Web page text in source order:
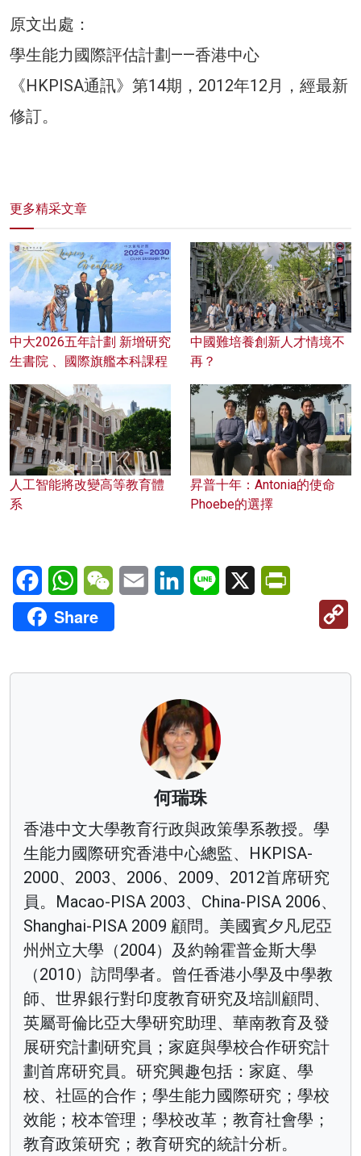
原文出處：
學生能力國際評估計劃——香港中心
《HKPISA通訊》第14期，2012年12月，經最新
修訂。
更多精采文章
中大2026五年計劃 新增研究
生書院 、國際旗艦本科課程
中國難培養創新人才情境不
再？
人工智能將改變高等教育體
系
昇普十年：Antonia的使命
Phoebe的選擇
FacebookWhatsAppWeChatEmail LinkedInLine X
Share
何瑞珠
香港中文大學教育行政與政策學系教授。學
生能力國際研究香港中心總監、HKPISA-
2000、2003、2006、2009、2012首席研究
員。Macao-PISA 2003、China-PISA 2006、
Shanghai-PISA 2009 顧問。美國賓夕凡尼亞
州州立大學（2004）及約翰霍普金斯大學
（2010）訪問學者。曾任香港小學及中學教
師、世界銀行對印度教育研究及培訓顧問、
英屬哥倫比亞大學研究助理、華南教育及發
展研究計劃研究員；家庭與學校合作研究計
劃首席研究員。研究興趣包括：家庭、學
校、社區的合作；學生能力國際研究；學校
效能；校本管理；學校改革；教育社會學；
教育政策研究；教育研究的統計分析。